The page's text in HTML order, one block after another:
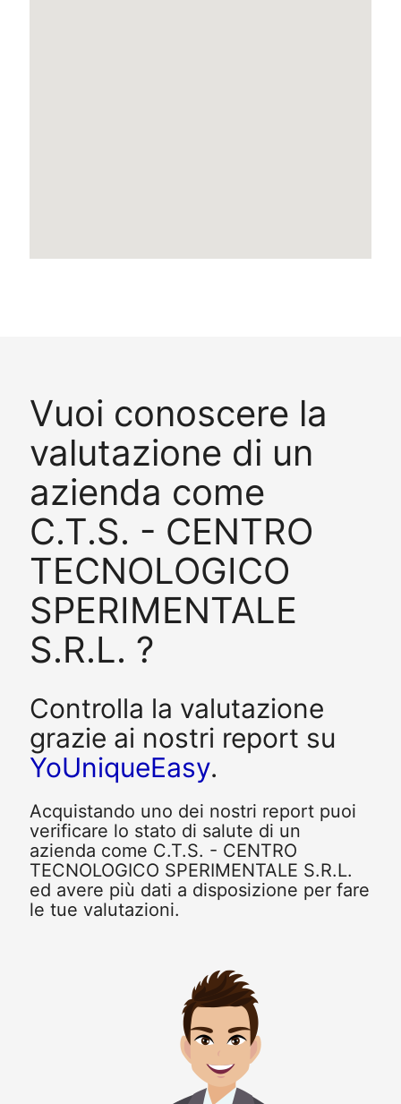
Vuoi conoscere la
valutazione di un
azienda come
C.T.S. - CENTRO
TECNOLOGICO
SPERIMENTALE
S.R.L. ?
Controlla la valutazione
grazie ai nostri report su
YoUniqueEasy.
Acquistando uno dei nostri report puoi
verificare lo stato di salute di un
azienda come C.T.S. - CENTRO
TECNOLOGICO SPERIMENTALE S.R.L.
ed avere più dati a disposizione per fare
le tue valutazioni.